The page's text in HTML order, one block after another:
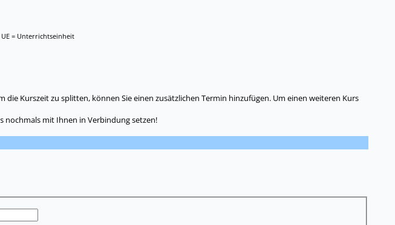
UE = Unterrichtseinheit
Kurszeit zu splitten, können Sie einen zusätzlichen Termin hinzufügen. Um einen weiteren Kurs
nochmals mit Ihnen in Verbindung setzen!